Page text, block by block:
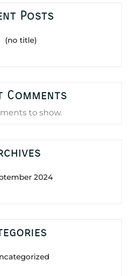
Posts
(no title)
Comments
to show.
2024